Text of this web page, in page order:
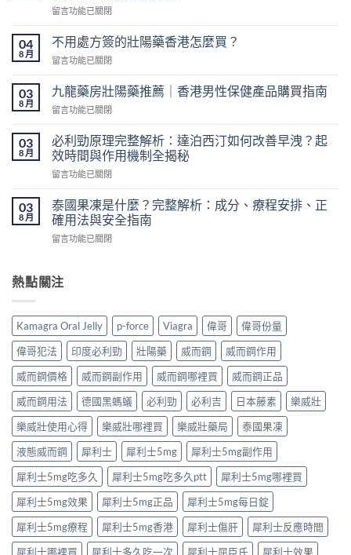
在
而
鋼
香
網
購
指
價
格、
50mg
錢、
醫
生
紙
與
安
購
買
注
意
事
項〉
中
留言功能已關閉
04
8 月
不用處方簽的壯陽藥香港怎麼買？
在
用
處
方
的
壯
藥
港
怎
麼
買？〉
留言功能已關閉
03
8 月
九龍藥房壯陽藥推薦｜香港男性保健產品購買指南
在
龍
藥
房
壯
藥
推
薦
｜
男
健
產
品
購
買
指
南〉
中
留言功能已關閉
03
8 月
必利勁原理完整解析：達泊西汀如何改善早洩？起
效時間與作用機制全揭秘
在
利
勁
原
理
解
泊
西
汀
如
何
改
善
早
洩？
起
效
時
間
與
作
用
機
制
留言功能已關閉
03
8 月
泰國果凍是什麼？完整解析：成分、療程安排、正
確用法與安全指南
在
果
凍
什
麼？
完
整
解
析：
成
分、
療
程
安
排、
正
確
用
法
與
安
留言功能已關閉
熱點關注
Kamagra Oral Jelly p-force Viagra 偉哥
偉哥份量
偉哥犯法
印度必利勁 壯陽藥 威而鋼
威而鋼作用
威而鋼價格
威而鋼副作用 威而鋼哪裡買
威而鋼正品
威而鋼用法
德國黑螞蟻 必利勁 必利吉 日本藤素
樂威壯
樂威壯使用心得
樂威壯哪裡買 樂威壯藥局
泰國果凍
液態威而鋼
犀利士 犀利士5mg
犀利士5mg副作用
犀利士5mg吃多久
犀利士5mg吃多久ptt
犀利士5mg哪裡買
犀利士5mg效果
犀利士5mg正品
犀利士5mg每日錠
犀利士5mg療程
犀利士5mg香港 犀利士傷肝
犀利士反應時間
犀利士哪裡買
犀利士多久吃一次 犀利士屈臣氏 犀利士效果